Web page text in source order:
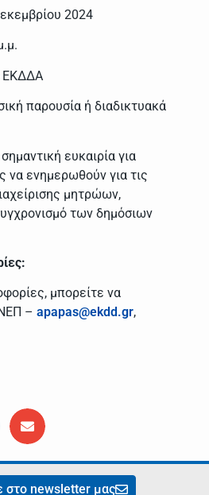
2024
ΕΚΔΔΑ
παρουσία ή διαδικτυακά
ευκαιρία για
να ενημερωθούν για τις
μητρώων,
των δημόσιων
μπορείτε να
– apapas@ekdd.gr,
στο newsletter μας